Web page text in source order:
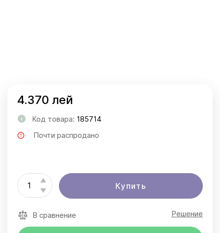
4.370 лей
Код товара: 185714
Почти распродано
Купить
В сравнение Решение